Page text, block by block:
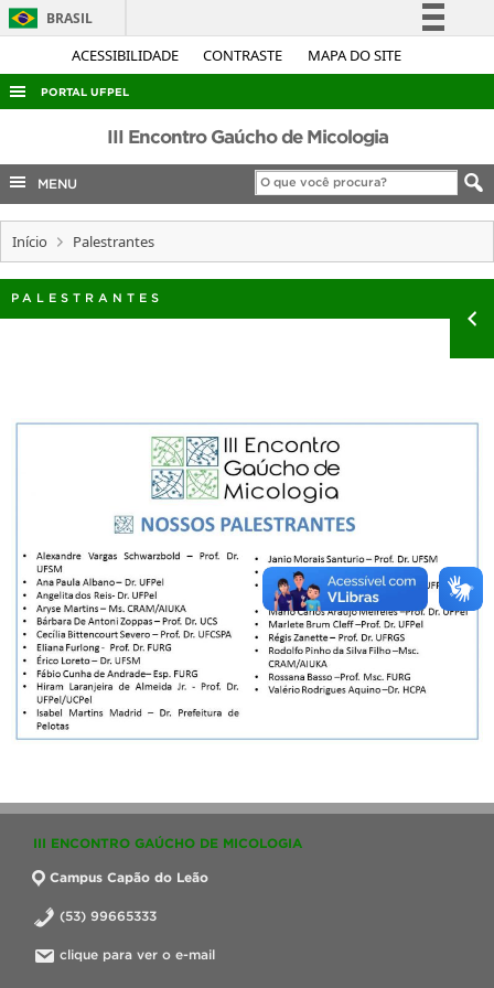
ACESSIBILIDADE CONTRASTE MAPA DO SITE
BRASIL
Simplifique!
Acesso à informação
Legislação
Canais
PORTAL UFPEL
ACESSO À INFORMAÇÃO
AUDITORIA
COBALTO
CONCURSOS
EDITAIS
INTERNACIONAL
III Encontro Gaúcho de Micologia
MENU
Início Palestrantes
PALESTRANTES
III ENCONTRO GAÚCHO DE MICOLOGIA
Campus Capão do Leão
(53) 99665333
clique para ver o e-mail